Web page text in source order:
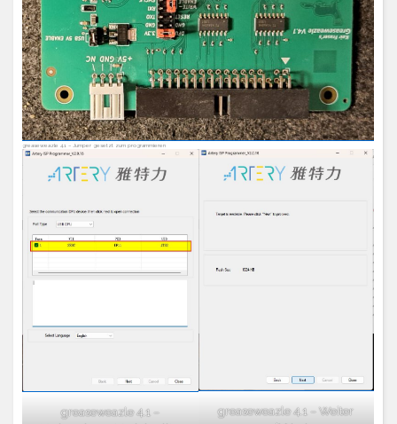
greaseweazle 4.1 – Jumper gesetzt zum programmieren
greaseweazle 4.1 –
greaseweazle 4.1 – Weiter